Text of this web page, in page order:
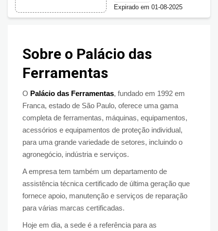
R$30 OFF
Expirado em 01-08-2025
Sobre o Palácio das
Ferramentas
O Palácio das Ferramentas, fundado em 1992 em
Franca, estado de São Paulo, oferece uma gama
completa de ferramentas, máquinas, equipamentos,
acessórios e equipamentos de proteção individual,
para uma grande variedade de setores, incluindo o
agronegócio, indústria e serviços.
A empresa tem também um departamento de
assistência técnica certificado de última geração que
fornece apoio, manutenção e serviços de reparação
para várias marcas certificadas.
Hoje em dia, a sede é a referência para as